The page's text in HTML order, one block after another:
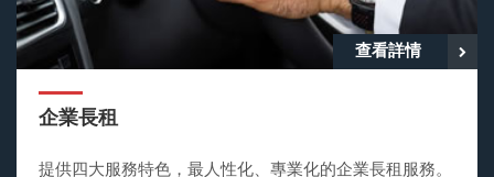
查看詳情
企業長租
提供四大服務特色，最人性化、專業化的企業長租服務。